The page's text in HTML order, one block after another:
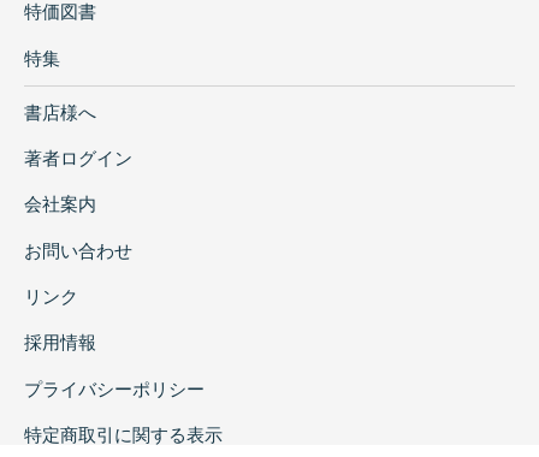
特価図書
特集
書店様へ
著者ログイン
会社案内
お問い合わせ
リンク
採用情報
プライバシーポリシー
特定商取引に関する表示